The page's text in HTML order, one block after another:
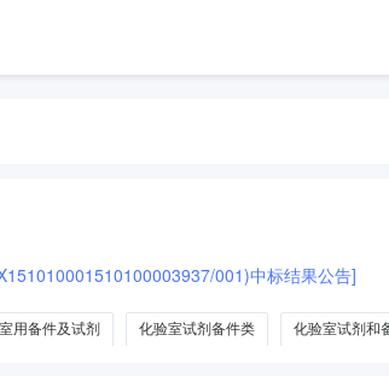
001)中标结果公告]
用备件及试剂 化验室试剂备件类 化验室试剂和